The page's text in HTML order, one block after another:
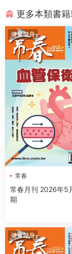
更多本類書
健康健身
常春
常春月刊 2026年5
期
健康健身